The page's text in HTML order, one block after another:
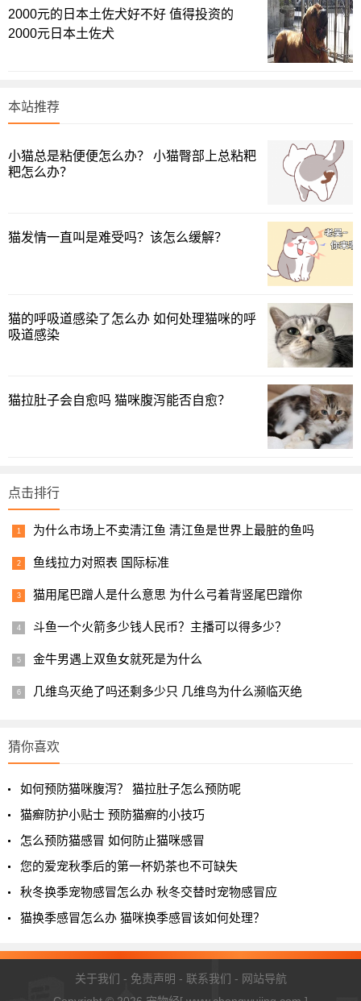
母猫将幼崽藏起来，还可能是因为它对周围环境不信任，
要是因为这个原因的话，它可能会不断地给幼崽挪窝，不停
地转换环境，规避风险。这种情况一般常见于流浪猫。
猫咪是一种很敏感的动物，总能提起“嗅”到危险的气息，当
母猫觉得有危险靠近的时候，就会提前转移幼崽，将幼崽藏
起来，以免受到伤害。
1 2
2000元的日本土佐犬好不好 值得投资的
2000元日本土佐犬
本站推荐
小猫总是粘便便怎么办？ 小猫臀部上总粘粑
粑怎么办？
猫发情一直叫是难受吗？该怎么缓解？
猫的呼吸道感染了怎么办 如何处理猫咪的呼
吸道感染
猫拉肚子会自愈吗 猫咪腹泻能否自愈？
点击排行
为什么市场上不卖清江鱼 清江鱼是世界上最脏的鱼吗
鱼线拉力对照表 国际标准
猫用尾巴蹭人是什么意思 为什么弓着背竖尾巴蹭你
斗鱼一个火箭多少钱人民币？主播可以得多少？
金牛男遇上双鱼女就死是为什么
几维鸟灭绝了吗还剩多少只 几维鸟为什么濒临灭绝
猜你喜欢
如何预防猫咪腹泻？ 猫拉肚子怎么预防呢
猫癣防护小贴士 预防猫癣的小技巧
怎么预防猫感冒 如何防止猫咪感冒
您的爱宠秋季后的第一杯奶茶也不可缺失
秋冬换季宠物感冒怎么办 秋冬交替时宠物感冒应
猫换季感冒怎么办 猫咪换季感冒该如何处理？
关于我们 - 免责声明 - 联系我们 - 网站导航